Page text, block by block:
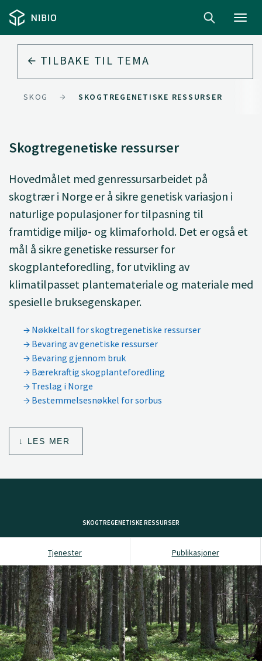
TILBAKE TIL TEMA
SKOG SKOGTREGENETISKE RESSURSER
Skogtregenetiske ressurser
Hovedmålet med genressursarbeidet på
skogtrær i Norge er å sikre genetisk variasjon i
naturlige populasjoner for tilpasning til
framtidige miljø- og klimaforhold. Det er også et
mål å sikre genetiske ressurser for
skogplanteforedling, for utvikling av
klimatilpasset plantemateriale og materiale med
spesielle bruksegenskaper.
Nøkkeltall for skogtregenetiske ressurser
Bevaring av genetiske ressurser
Bevaring gjennom bruk
Bærekraftig skogplanteforedling
Treslag i Norge
Bestemmelsesnøkkel for sorbus
LES MER
SKOGTREGENETISKE RESSURSER
Tjenester Publikasjoner